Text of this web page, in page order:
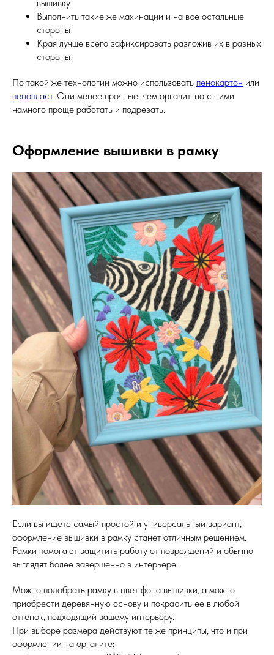
вышивку
Выполнить такие же махинации и на все остальные
стороны
Края лучше всего зафиксировать разложив их в разных
стороны
По такой же технологии можно использовать пенокартон или
пенопласт. Они менее прочные, чем оргалит, но с ними
намного проще работать и подрезать.
Оформление вышивки в рамку
Если вы ищете самый простой и универсальный вариант,
оформление вышивки в рамку станет отличным решением.
Рамки помогают защитить работу от повреждений и обычно
выглядят более завершенно в интерьере.
Можно подобрать рамку в цвет фона вышивки, а можно
приобрести деревянную основу и покрасить ее в любой
оттенок, подходящий вашему интерьеру.
При выборе размера действуют те же принципы, что и при
оформлении на оргалите: